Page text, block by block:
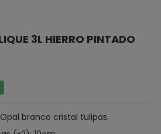
3L HIERRO PINTADO
branco cristal tulipas.